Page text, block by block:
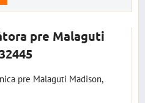
pre Malaguti
pre Malaguti Madison,